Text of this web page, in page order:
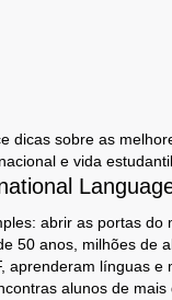
dicas sobre as
e vida estudantil.
abrir as portas do
50 anos, milhões de
aprenderam línguas e
alunos de